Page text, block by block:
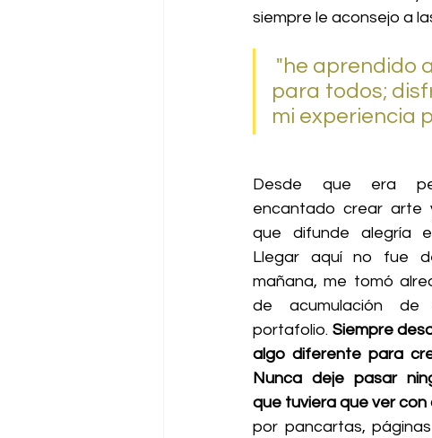
siempre le aconsejo a
para todos;
mi experiencia
Desde que era
encantado crear arte
que difunde alegría
Llegar aquí no fue
mañana, me tomó
de acumulación
portafolio. Siempre
algo diferente para
Nunca deje pasar
que tuviera que ver con
por pancartas,